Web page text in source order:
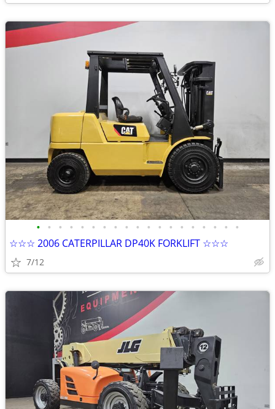
• • • • • • • • • • • • • • • • • • •
☆☆☆ 2006 CATERPILLAR DP40K FORKLIFT ☆☆☆
7/12